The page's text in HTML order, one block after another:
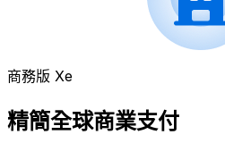
商務版 Xe
精簡全球商業支付